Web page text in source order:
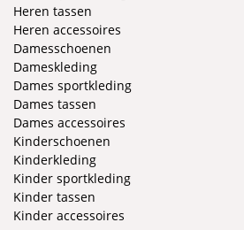
Heren tassen
Heren accessoires
Damesschoenen
Dameskleding
Dames sportkleding
Dames tassen
Dames accessoires
Kinderschoenen
Kinderkleding
Kinder sportkleding
Kinder tassen
Kinder accessoires